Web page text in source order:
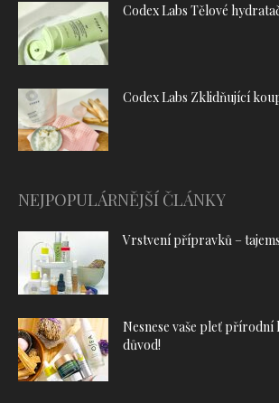
Codex Labs Tělové
Codex Labs Zklidňující
NEJPOPULÁRNĚJŠÍ ČLÁNKY
Vrstvení přípravků –
Nesnese vaše pleť přírodní
důvod!